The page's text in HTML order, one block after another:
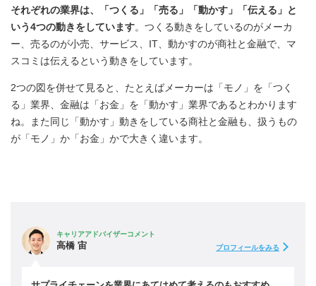
それぞれの業界は、「つくる」「売る」「動かす」「伝える」と
いう4つの動きをしています。つくる動きをしているのがメーカ
ー、売るのが小売、サービス、IT、動かすのが商社と金融で、マ
スコミは伝えるという動きをしています。
2つの図を併せて見ると、たとえばメーカーは「モノ」を「つく
る」業界、金融は「お金」を「動かす」業界であるとわかります
ね。また同じ「動かす」動きをしている商社と金融も、扱うもの
が「モノ」か「お金」かで大きく違います。
キャリアアドバイザーコメント
高橋 宙 プロフィールをみる